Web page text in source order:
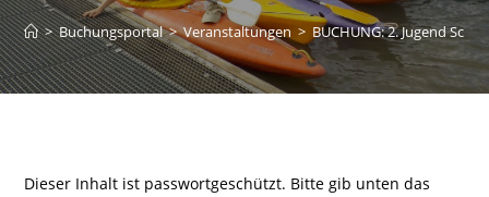
> Buchungsportal > Veranstaltungen > BUCHUNG: 2. Jugend
Dieser Inhalt ist passwortgeschützt. Bitte gib unten das